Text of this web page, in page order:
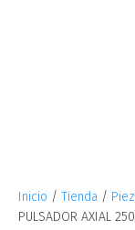
Inicio / Tienda /
PULSADOR AXIAL